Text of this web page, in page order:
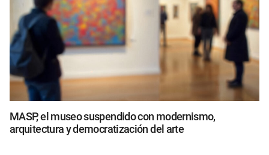
MASP, el museo suspendido con modernismo,
arquitectura y democratización del arte